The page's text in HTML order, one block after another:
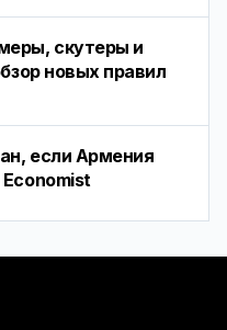
скутеры и
новых правил
если Армения